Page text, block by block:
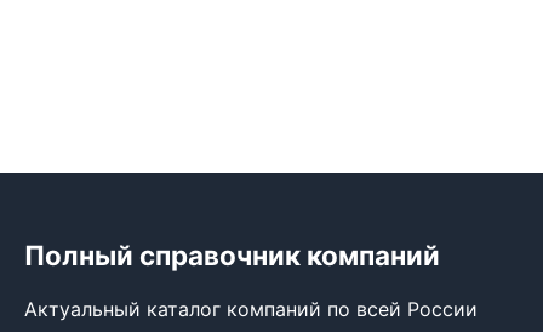
Полный справочник компаний
Актуальный каталог компаний по всей России